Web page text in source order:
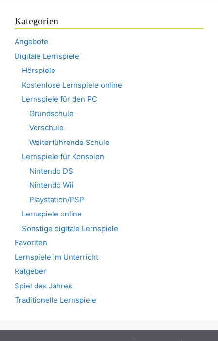
Kategorien
Angebote
Digitale Lernspiele
Hörspiele
Kostenlose Lernspiele online
Lernspiele für den PC
Grundschule
Vorschule
Weiterführende Schule
Lernspiele für Konsolen
Nintendo DS
Nintendo Wii
Playstation/PSP
Lernspiele online
Sonstige digitale Lernspiele
Favoriten
Lernspiele im Unterricht
Ratgeber
Spiel des Jahres
Traditionelle Lernspiele